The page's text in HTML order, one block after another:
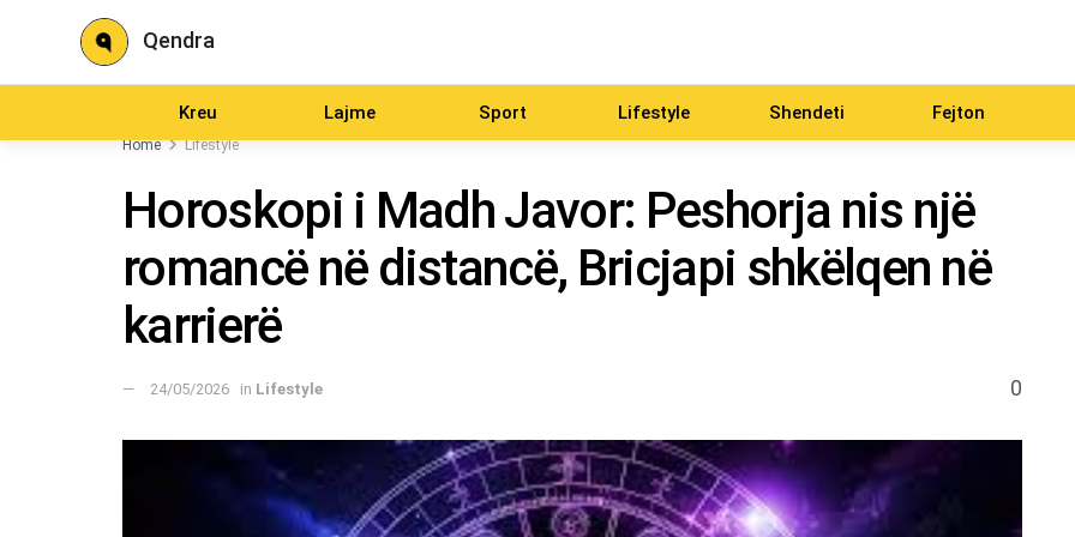
Qendra
Kreu Lajme Sport Lifestyle Shendeti Fejton
Home Lifestyle
Horoskopi i Madh Javor: Peshorja nis një
romancë në distancë, Bricjapi shkëlqen në
karrierë
24/05/2026 in Lifestyle 0